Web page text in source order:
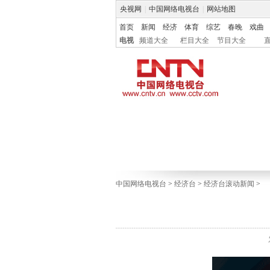
央视网 中国网络电视台 网站地图
首页 新闻 经济 体育 综艺 春晚
戏曲
电视
频道大全 栏目大全 节目大全
中国网络电视台 > 经济台 > 经济台滚动新闻 >